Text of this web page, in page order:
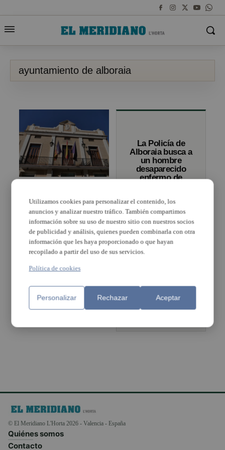
ayuntamiento de alboraia
ayudas sociales para
combatir la crisis
La Policía de
Alboraia busca a
un hombre
desaparecido
enfermo de
Los mejores planes
a patrimoni
agrícola mundial
de la FAO
© El Meridiano L'Horta 2026 - Valencia - España
Quiénes somos
Contacto
Utilizamos cookies para personalizar el contenido, los
anuncios y analizar nuestro tráfico. También compartimos
información sobre su uso de nuestro sitio con nuestros socios
de publicidad y análisis, quienes pueden combinarla con otra
información que les haya proporcionado o que hayan
recopilado a partir del uso de sus servicios.
Política de cookies
Personalizar Rechazar Aceptar